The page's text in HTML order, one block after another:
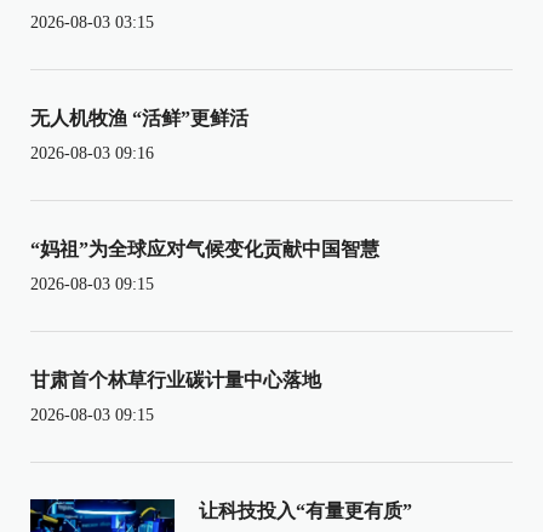
2026-08-03 03:15
无人机牧渔 “活鲜”更鲜活
2026-08-03 09:16
“妈祖”为全球应对气候变化贡献中国智慧
2026-08-03 09:15
甘肃首个林草行业碳计量中心落地
2026-08-03 09:15
让科技投入“有量更有质”